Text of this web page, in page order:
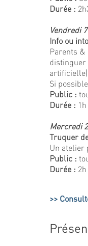
Durée :
Vendredi
Info ou
Parents &
distinguer
Si
Public :
Durée : 1h
Mercredi
Truquer
Un atelier
Public :
Durée : 2h